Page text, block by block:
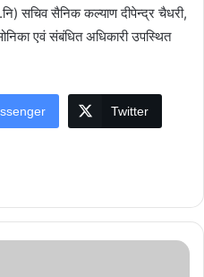
सचिव सैनिक कल्याण दीपेन्द्र चैधरी,
एवं संबंधित अधिकारी उपस्थित
Twitter